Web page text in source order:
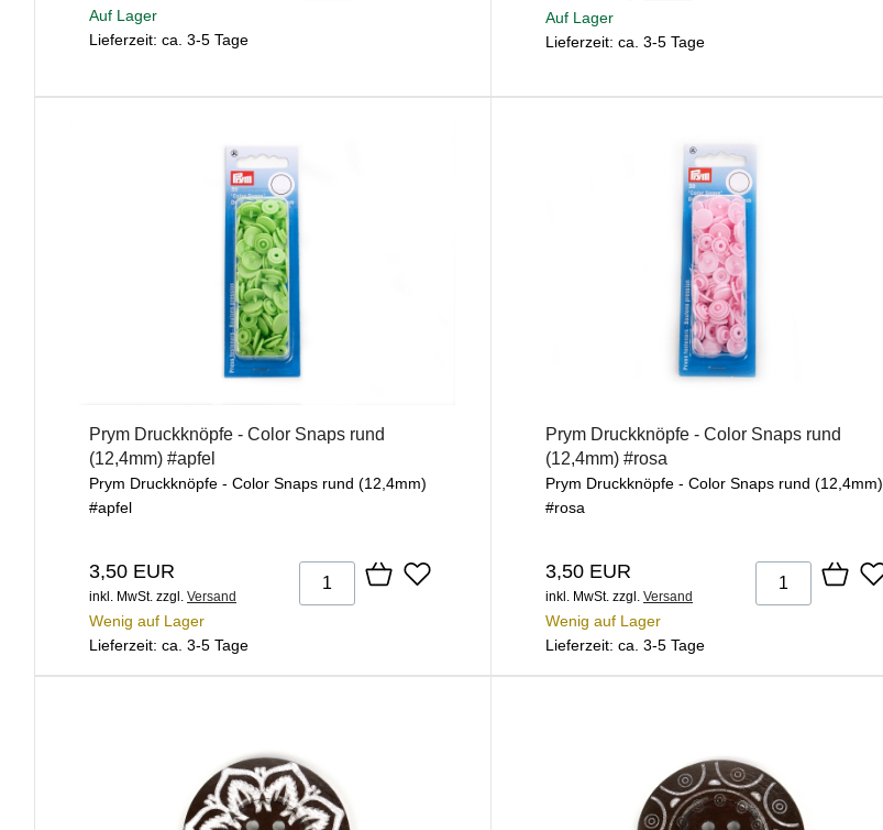
Auf Lager
Lieferzeit: ca. 3-5 Tage
Auf Lager
Lieferzeit: ca. 3-5 Tage
Prym Druckknöpfe - Color Snaps rund
(12,4mm) #apfel
Prym Druckknöpfe - Color Snaps rund (12,4mm)
#apfel
3,50 EUR
inkl. MwSt. zzgl. Versand
Wenig auf Lager
Lieferzeit: ca. 3-5 Tage
Prym Druckknöpfe - Color Snaps rund
(12,4mm) #rosa
Prym Druckknöpfe - Color Snaps rund (12,4mm)
#rosa
3,50 EUR
inkl. MwSt. zzgl. Versand
Wenig auf Lager
Lieferzeit: ca. 3-5 Tage